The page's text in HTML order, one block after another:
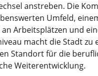
anstreben. Die
Umfeld,
Arbeitsplätzen und
macht die Stadt zu
Standort für die
Weiterentwicklung.